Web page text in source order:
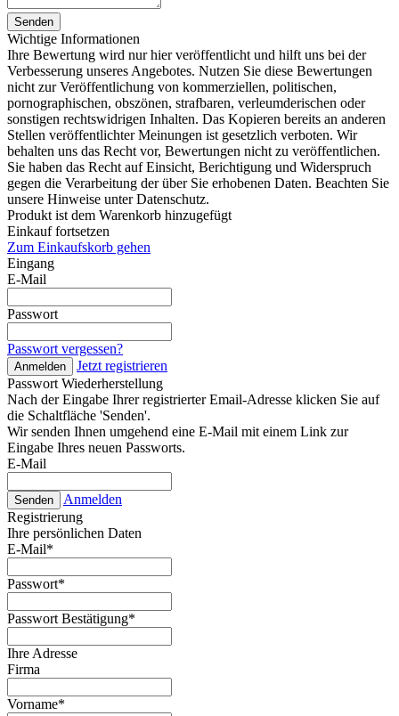
Senden
Wichtige Informationen
Ihre Bewertung wird nur hier veröffentlicht und hilft uns bei der
Verbesserung unseres Angebotes. Nutzen Sie diese Bewertungen
nicht zur Veröffentlichung von kommerziellen, politischen,
pornographischen, obszönen, strafbaren, verleumderischen oder
sonstigen rechtswidrigen Inhalten. Das Kopieren bereits an anderen
Stellen veröffentlichter Meinungen ist gesetzlich verboten. Wir
behalten uns das Recht vor, Bewertungen nicht zu veröffentlichen.
Sie haben das Recht auf Einsicht, Berichtigung und Widerspruch
gegen die Verarbeitung der über Sie erhobenen Daten. Beachten Sie
unsere Hinweise unter Datenschutz.
Produkt ist dem Warenkorb hinzugefügt
Einkauf fortsetzen
Zum Einkaufskorb gehen
Eingang
E-Mail
Passwort
Passwort vergessen?
Anmelden
Jetzt registrieren
Passwort Wiederherstellung
Nach der Eingabe Ihrer registrierter Email-Adresse klicken Sie auf
die Schaltfläche 'Senden'.
Wir senden Ihnen umgehend eine E-Mail mit einem Link zur
Eingabe Ihres neuen Passworts.
E-Mail
Senden
Anmelden
Registrierung
Ihre persönlichen Daten
E-Mail*
Passwort*
Passwort Bestätigung*
Ihre Adresse
Firma
Vorname*